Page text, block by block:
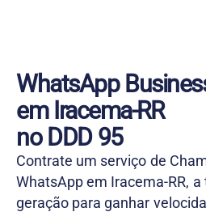
WhatsApp
em Iracema-RR
no DDD 95
Contrate um serviço de
WhatsApp em Iracema-RR,
geração para ganhar